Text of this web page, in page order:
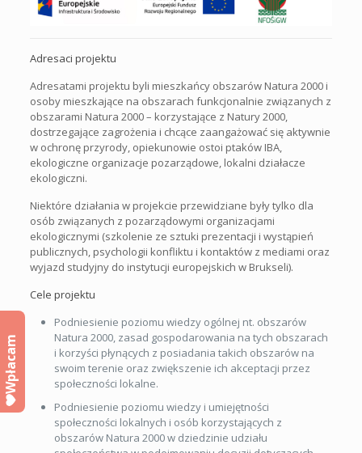
Adresaci projektu
Adresatami projektu byli mieszkańcy obszarów Natura 2000 i
osoby mieszkające na obszarach funkcjonalnie związanych z
obszarami Natura 2000 – korzystające z Natury 2000,
dostrzegające zagrożenia i chcące zaangażować się aktywnie
w ochronę przyrody, opiekunowie ostoi ptaków IBA,
ekologiczne organizacje pozarządowe, lokalni działacze
ekologiczni.
Niektóre działania w projekcie przewidziane były tylko dla
osób związanych z pozarządowymi organizacjami
ekologicznymi (szkolenie ze sztuki prezentacji i wystąpień
publicznych, psychologii konfliktu i kontaktów z mediami oraz
wyjazd studyjny do instytucji europejskich w Brukseli).
Cele projektu
Podniesienie poziomu wiedzy ogólnej nt. obszarów
Natura 2000, zasad gospodarowania na tych obszarach
i korzyści płynących z posiadania takich obszarów na
swoim terenie oraz zwiększenie ich akceptacji przez
społeczności lokalne.
Podniesienie poziomu wiedzy i umiejętności
społeczności lokalnych i osób korzystających z
obszarów Natura 2000 w dziedzinie udziału
Wpłacam